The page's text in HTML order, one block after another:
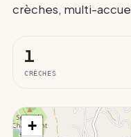
crèches, multi-
1
CRÈCHES
+